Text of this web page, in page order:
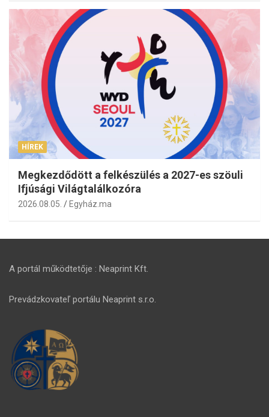
HÍREK
Megkezdődött a felkészülés a 2027-es szöuli
Ifjúsági Világtalálkozóra
2026.08.05. Egyház.ma
A portál működtetője : Neaprint Kft.
Prevádzkovateľ portálu Neaprint s.r.o.